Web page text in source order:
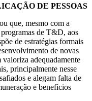
DE PESSOAS
que, mesmo com a
de T&D, aos
de estratégias formais
de novas
adequadamente
principalmente nesse
e alegam falta de
e benefícios